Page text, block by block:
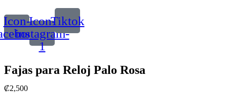
Icon-Icon-
instagram-
1
Tiktok
Fajas para Reloj Palo Rosa
₡2,500